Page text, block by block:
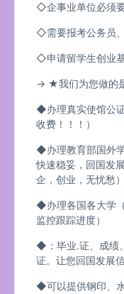
◇企事业单位必须
◇需要报考公务员
◇申请留学生创业
→ ★我们为您做的
◆办理真实使馆公
收费！！！）
◆办理教育部国外
快速稳妥，回国发
企，创业，无忧愁
◆办理各国各大学
监控跟踪进度）
◆：毕业.证、成绩
证。让您回国发展
◆可以提供钢印、